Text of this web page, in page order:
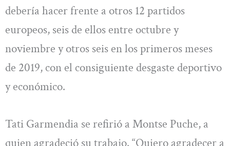
debería hacer frente a otros 12 partidos
europeos, seis de ellos entre octubre y
noviembre y otros seis en los primeros meses
de 2019, con el consiguiente desgaste deportivo
y económico.
Tati Garmendia se refirió a Montse Puche, a